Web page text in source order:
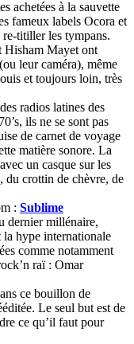
achetées à la sauvette
fameux labels Ocora et
titiller les tympans.
Hisham Mayet ont
leur caméra), même
et toujours loin, très
radios latines des
ils ne se sont pas
de carnet de voyage
matière sonore. La
un casque sur les
du crottin de chèvre, de
: Sublime
dernier millénaire,
la hype internationale
comme notamment
raï : Omar
ce bouillon de
Le seul but est de
ce qu’il faut pour